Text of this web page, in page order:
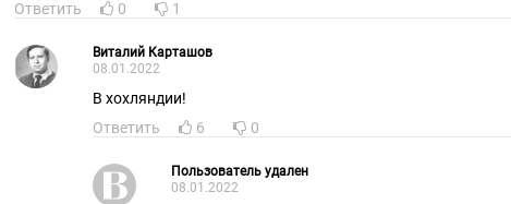
Ответить
0 1
Виталий Карташов
08.01.2022
В хохляндии!
Ответить
6 0
Пользователь удален
08.01.2022